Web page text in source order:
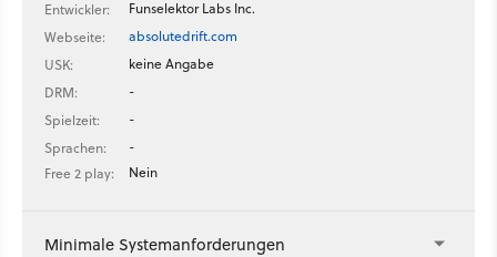
Entwickler:
Funselektor Labs Inc.
Webseite:
absolutedrift.com
USK:
keine Angabe
DRM:
-
Spielzeit:
-
Sprachen:
-
Free 2 play:
Nein
Minimale Systemanforderungen